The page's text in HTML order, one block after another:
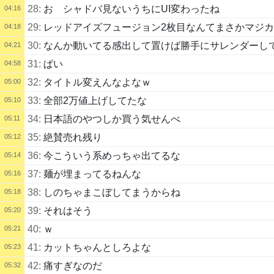
04:16 28: お シャドバ見ないうちにUI変わったね
04:18 29: レッドアイズフュージョン2枚目なんてまさかマジ
04:21 30: なんか動いてる感出して置けば勝手にサレンダーし
04:58 31: ぱい
05:00 32: タイトル変えんなよなｗ
05:10 33: 全部2万値上げしてたな
05:11 34: 日本語のやつしか買う気せんべ
05:12 35: 絶賛売れ残り
05:14 36: 今こういう系めっちゃ出てるな
05:16 37: 麺が埋まってるねんな
05:18 38: しのちゃまこぼしてまうからね
05:20 39: それはそう
05:21 40: ｗ
05:23 41: カットちゃんとしろよな
05:32 42: 痛すぎなのだ